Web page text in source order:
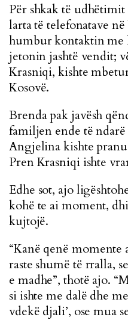
Për shkak të
larta të telefonatave
humbur kontaktin me
jetonin jashtë vendit;
Krasniqi, kishte
Kosovë.
Brenda pak javësh
familjen ende të
Angjelina kishte
Pren Krasniqi ishte
Edhe sot, ajo
kohë te ai moment,
kujtojë.
“Kanë qenë momente
raste shumë të rralla,
e madhe”, thotë ajo.
si ishte me dalë dhe
vdekë djali’, ose mua